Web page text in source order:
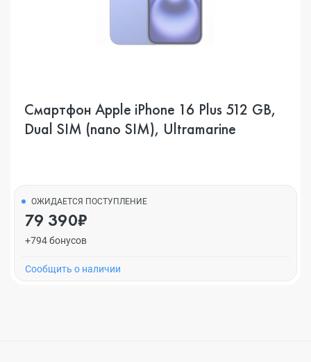
Смартфон Apple iPhone 16 Plus 512 GB,
Dual SIM (nano SIM), Ultramarine
ОЖИДАЕТСЯ ПОСТУПЛЕНИЕ
79 390₽
+794 бонусов
Cообщить о наличии